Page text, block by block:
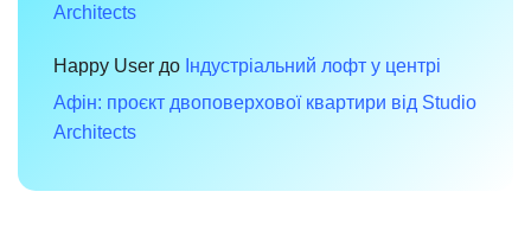
Architects
Happy User до Індустріальний лофт у центрі
Афін: проєкт двоповерхової квартири від Studio
Architects